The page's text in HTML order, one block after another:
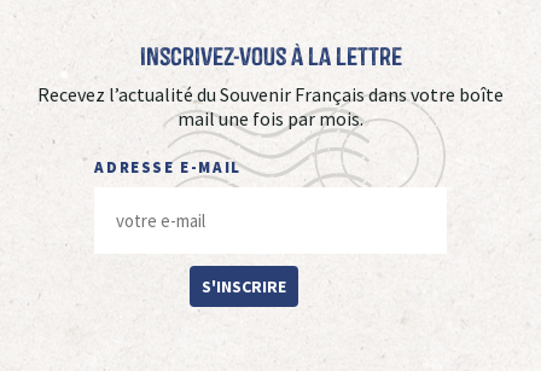
Inscrivez-vous à La Lettre
Recevez l’actualité du Souvenir Français dans votre boîte
mail une fois par mois.
ADRESSE E-MAIL
S'INSCRIRE